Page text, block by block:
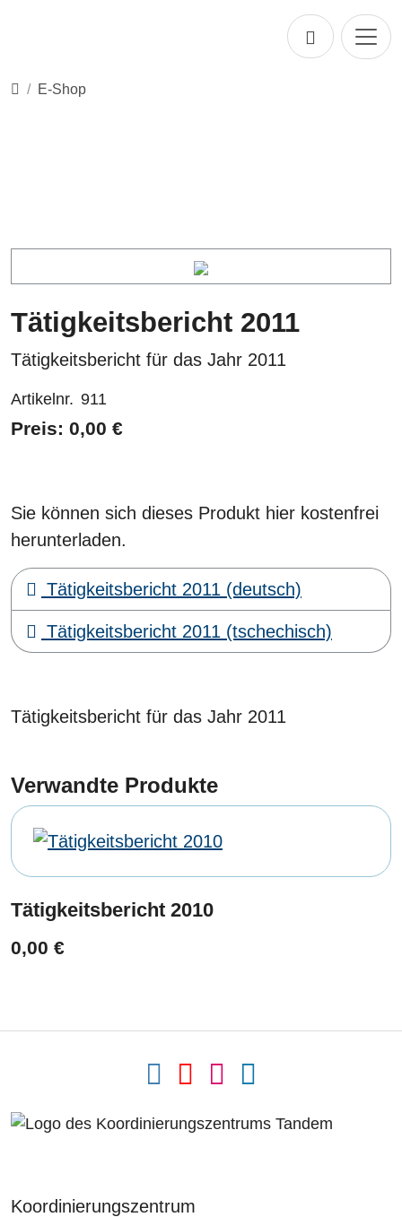
Startseite
E-Shop
Tätigkeitsbericht 2011
Tätigkeitsbericht für das Jahr 2011
Artikelnr. 911
Preis: 0,00 €
Sie können sich dieses Produkt hier kostenfrei
herunterladen.
Tätigkeitsbericht 2011 (deutsch)
Tätigkeitsbericht 2011 (tschechisch)
Tätigkeitsbericht für das Jahr 2011
Verwandte Produkte
Tätigkeitsbericht 2010
0,00 €
Koordinierungszentrum